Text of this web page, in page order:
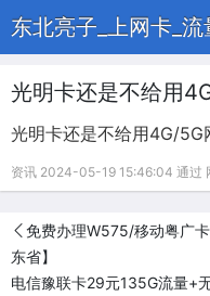
东北亮子_上网卡_流
光明卡还是不给用
光明卡还是不给用4G/5G
资讯 2024-05-19 15:46:04 通过
免费办理W575/移动粤广
东省】
电信豫联卡29元135G流量+